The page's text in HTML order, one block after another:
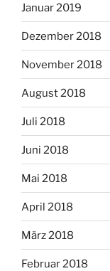
Januar 2019
Dezember 2018
November 2018
August 2018
Juli 2018
Juni 2018
Mai 2018
April 2018
März 2018
Februar 2018